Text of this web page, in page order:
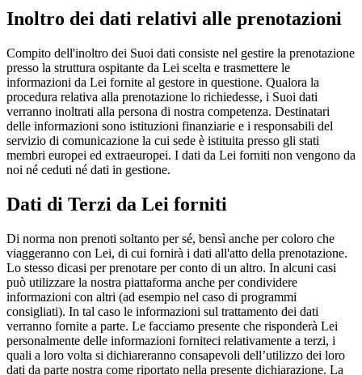
Inoltro dei dati relativi alle prenotazioni
Compito dell'inoltro dei Suoi dati consiste nel gestire la prenotazione
presso la struttura ospitante da Lei scelta e trasmettere le
informazioni da Lei fornite al gestore in questione. Qualora la
procedura relativa alla prenotazione lo richiedesse, i Suoi dati
verranno inoltrati alla persona di nostra competenza. Destinatari
delle informazioni sono istituzioni finanziarie e i responsabili del
servizio di comunicazione la cui sede è istituita presso gli stati
membri europei ed extraeuropei. I dati da Lei forniti non vengono da
noi né ceduti né dati in gestione.
Dati di Terzi da Lei forniti
Di norma non prenoti soltanto per sé, bensì anche per coloro che
viaggeranno con Lei, di cui fornirà i dati all'atto della prenotazione.
Lo stesso dicasi per prenotare per conto di un altro. In alcuni casi
può utilizzare la nostra piattaforma anche per condividere
informazioni con altri (ad esempio nel caso di programmi
consigliati). In tal caso le informazioni sul trattamento dei dati
verranno fornite a parte. Le facciamo presente che risponderà Lei
personalmente delle informazioni forniteci relativamente a terzi, i
quali a loro volta si dichiareranno consapevoli dell’utilizzo dei loro
dati da parte nostra come riportato nella presente dichiarazione. La